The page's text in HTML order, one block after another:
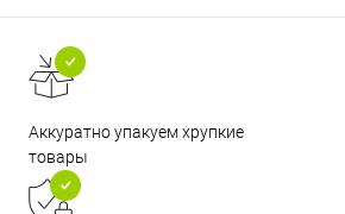
Аккуратно упакуем хрупкие
товары